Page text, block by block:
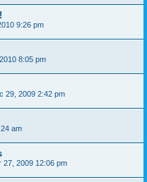
9:26 pm
8:05 pm
29, 2009 2:42 pm
am
27, 2009 12:06 pm